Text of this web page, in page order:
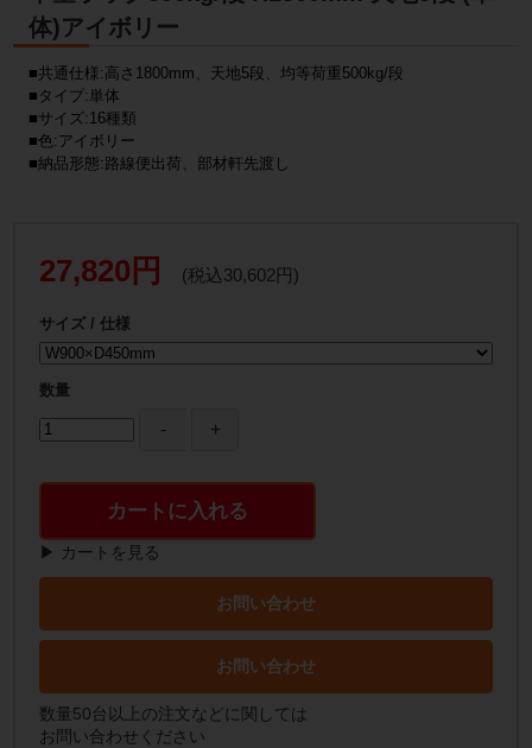
体)アイボリー
■共通仕様:高さ1800mm、天地5段、均等荷重500kg/段
■タイプ:単体
■サイズ:16種類
■色:アイボリー
■納品形態:路線便出荷、部材軒先渡し
27,820円 (税込30,602円)
サイズ / 仕様
数量
カートに入れる
▶ カートを見る
お問い合わせ
お問い合わせ
数量50台以上の注文などに関しては
お問い合わせください